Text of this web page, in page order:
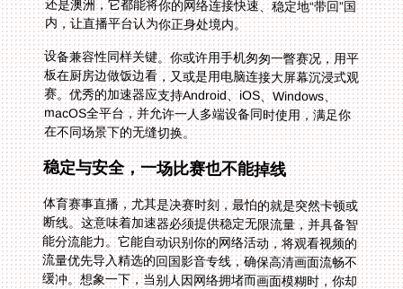
内，让直播平台认为你正身处境内。
设备兼容性同样关键。你或许用手机匆匆一瞥赛况，用平
板在厨房边做饭边看，又或是用电脑连接大屏幕沉浸式观
赛。优秀的加速器应支持Android、iOS、Windows、
macOS全平台，并允许一人多端设备同时使用，满足你
在不同场景下的无缝切换。
稳定与安全，一场比赛也不能掉线
体育赛事直播，尤其是决赛时刻，最怕的就是突然卡顿或
断线。这意味着加速器必须提供稳定无限流量，并具备智
能分流能力。它能自动识别你的网络活动，将观看视频的
流量优先导入精选的回国影音专线，确保高清画面流畅不
缓冲。想象一下，当别人因网络拥堵而画面模糊时，你却